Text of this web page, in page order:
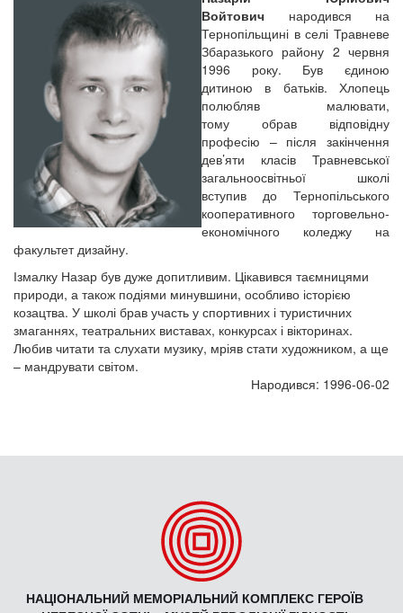
Войтович народився на
Тернопільщині в селі Травневе
Збаразького району 2 червня
1996 року. Був єдиною
дитиною в батьків. Хлопець
полюбляв малювати,
тому обрав відповідну
професію – після закінчення
дев’яти класів Травневської
загальноосвітньої школі
вступив до Тернопільського
кооперативного торговельно-
економічного коледжу на
факультет дизайну.
Ізмалку Назар був дуже допитливим. Цікавився таємницями
природи, а також подіями минувшини, особливо історією
козацтва. У школі брав участь у спортивних і туристичних
змаганнях, театральних виставах, конкурсах і вікторинах.
Любив читати та слухати музику, мріяв стати художником, а ще
– мандрувати світом.
Народився: 1996-06-02
НАЦІОНАЛЬНИЙ МЕМОРІАЛЬНИЙ КОМПЛЕКС ГЕРОЇВ